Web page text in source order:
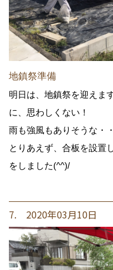
地鎮祭準備
明日は、地鎮祭を迎えま
に、思わしくない！
雨も強風もありそうな・
とりあえず、合板を設置
をしました(^^)/
7. 2020年03月10日